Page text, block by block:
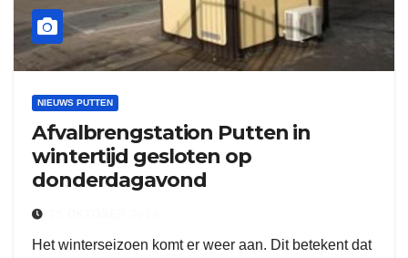
NIEUWS PUTTEN
Afvalbrengstation Putten in
wintertijd gesloten op
donderdagavond
Het winterseizoen komt er weer aan. Dit betekent dat